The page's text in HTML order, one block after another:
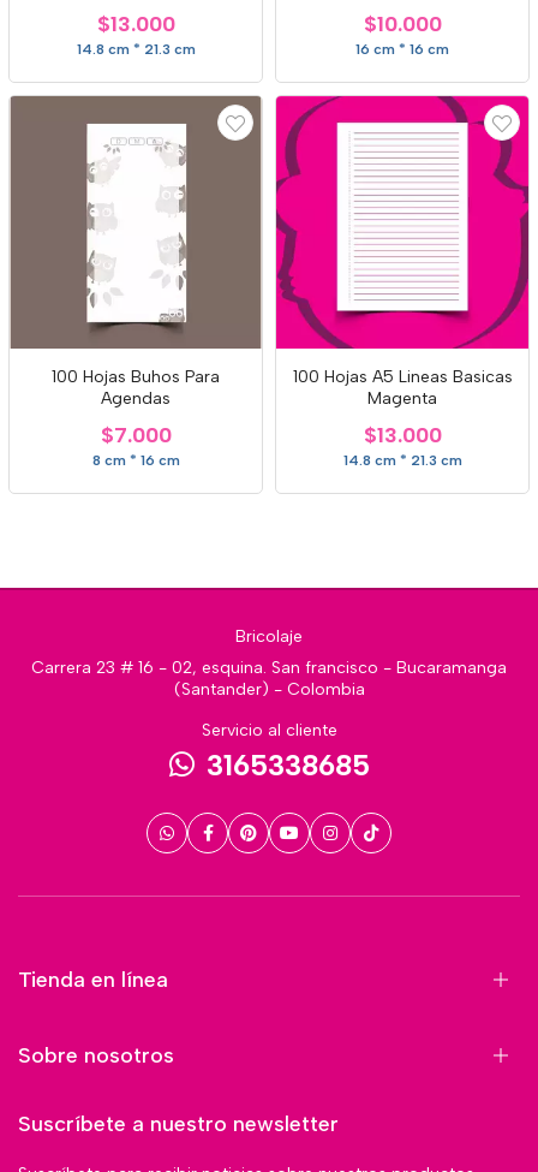
$13.000
14.8 cm * 21.3 cm
$10.000
16 cm * 16 cm
100 Hojas Buhos Para
Agendas
$7.000
8 cm * 16 cm
100 Hojas A5 Lineas Basicas
Magenta
$13.000
14.8 cm * 21.3 cm
Bricolaje
Carrera 23 # 16 - 02, esquina. San francisco - Bucaramanga
(Santander) - Colombia
Servicio al cliente
3165338685
Tienda en línea
Sobre nosotros
Suscríbete a nuestro newsletter